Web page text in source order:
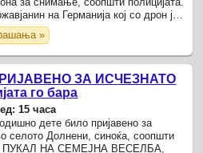
на Германија кој со дрон ја
во селото Радожда.
»
ЗА ИСЧЕЗНАТО
го бара
15 часа
дете било пријавено за
селото Долнени, синоќа, соопшти
ПУКАЛ НА СЕМЕЈНА ВЕСЕЛБА,